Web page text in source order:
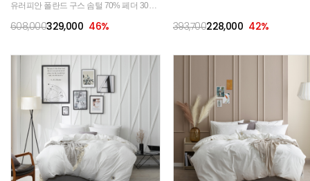
유러피안 폴란드 구스 솜털 70% 페더 30%
불속통과 호텔 60수 면 원단의 이불커버세
버 두가지 색상으로 선택 가능합니다. 60수
면 원단의 커버는 호텔에서 느껴본 감촉 부
드러움 그대로, 구스이불과 어우러져 편안
한 숙면을 제공합니다.
608,000329,000 46% 393,700228,000 42%